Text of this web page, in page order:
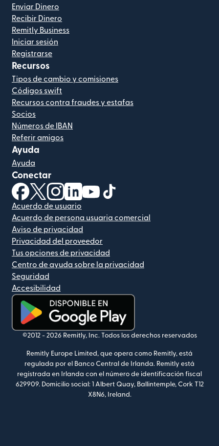
Enviar Dinero
Recibir Dinero
Remitly Business
Iniciar sesión
Registrarse
Recursos
Tipos de cambio y comisiones
Códigos swift
Recursos contra fraudes y estafas
Socios
Números de IBAN
Referir amigos
Ayuda
Ayuda
Conectar
(se abre en una ventana nueva)
(se abre en una ventana nueva)
(se abre en una ventana nueva)
(se abre en una ventana nueva)
(se abre en una ventana nueva)
Acuerdo de usuario
Acuerdo de persona usuaria comercial
Aviso de privacidad
Privacidad del proveedor
Tus opciones de privacidad
Centro de ayuda sobre la privacidad
Seguridad
Accesibilidad
(se abre en una ventana nueva)
©2012 - 2026 Remitly, Inc. Todos los derechos reservados
Remitly Europe Limited, que opera como Remitly, está
regulada por el Banco Central de Irlanda. Remitly está
registrada en Irlanda con el número de identificación fiscal
629909. Domicilio social: 1 Albert Quay, Ballintemple, Cork T12
X8N6, Ireland.